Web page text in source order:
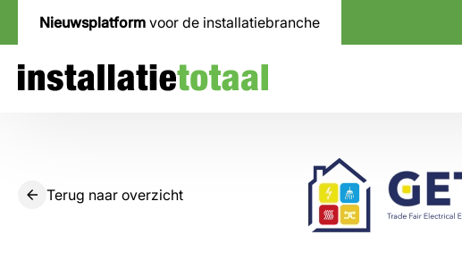
Nieuwsplatform voor de installatiebranche
Terug naar overzicht